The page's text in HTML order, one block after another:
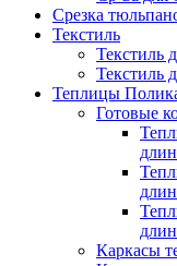
Срезка
Текстиль
Текстиль
Текстиль
Теплицы
Готовые
Каркасы